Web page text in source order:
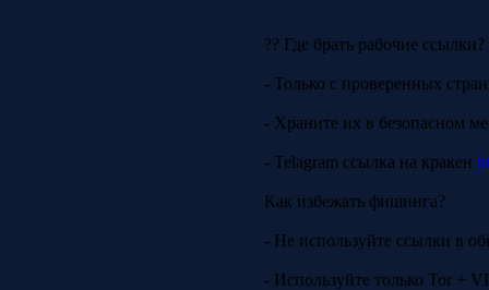
?? Где брать рабочие ссылки?
- Только с проверенных
- Храните их в безопасном
- Telagram ссылка на кракен
Как избежать фишинга?
- Не используйте ссылки в
- Используйте только Tor +